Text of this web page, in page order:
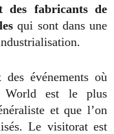
des fabricants de
qui sont dans une
événements où
World est le plus
et que l’on
Le visitorat est